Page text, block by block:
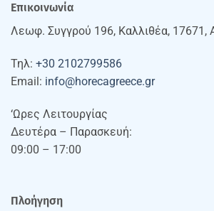
Επικοινωνία
Λεωφ. Συγγρού 196, Καλλιθέα, 17671,
Τηλ: +30 2102799586
Email: info@horecagreece.gr
‘Ωρες Λειτουργίας
Δευτέρα – Παρασκευή:
09:00 – 17:00
Πλοήγηση